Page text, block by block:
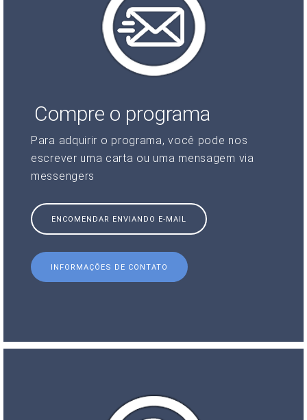
Compre o programa
Para adquirir o programa, você pode nos
escrever uma carta ou uma mensagem via
messengers
ENCOMENDAR ENVIANDO E-MAIL
INFORMAÇÕES DE CONTATO